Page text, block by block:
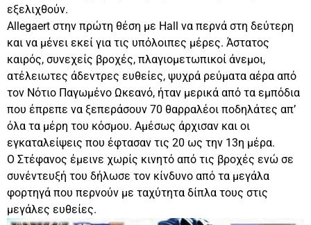
εξελιχθούν.
Allegaert στην πρώτη θέση με Hall να περνά στη δεύτερη
και να μένει εκεί για τις υπόλοιπες μέρες. Άστατος
καιρός, συνεχείς βροχές, πλαγιομετωπικοί άνεμοι,
ατέλειωτες άδεντρες ευθείες, ψυχρά ρεύματα αέρα από
τον Νότιο Παγωμένο Ωκεανό, ήταν μερικά από τα εμπόδια
που έπρεπε να ξεπεράσουν 70 θαρραλέοι ποδηλάτες απ’
όλα τα μέρη του κόσμου. Αμέσως άρχισαν και οι
εγκαταλείψεις που έφτασαν τις 20 ως την 13η μέρα.
Ο Στέφανος έμεινε χωρίς κινητό από τις βροχές ενώ σε
συνέντευξή του δήλωσε τον κίνδυνο από τα μεγάλα
φορτηγά που περνούν με ταχύτητα δίπλα τους στις
μεγάλες ευθείες.